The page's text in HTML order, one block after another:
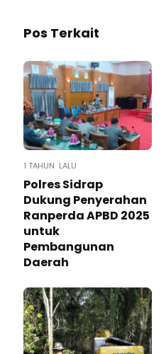
Pos Terkait
1 TAHUN LALU
Polres Sidrap
Dukung Penyerahan
Ranperda APBD 2025
untuk
Pembangunan
Daerah